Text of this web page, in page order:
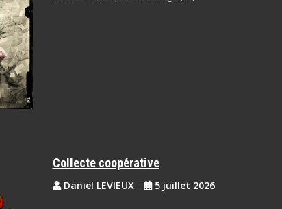
Collecte coopérative
Daniel LEVIEUX 5 juillet 2026